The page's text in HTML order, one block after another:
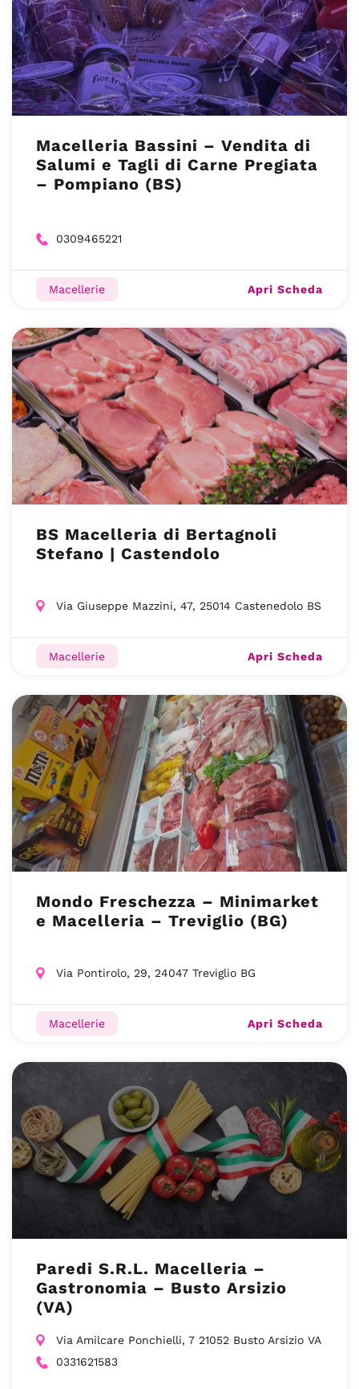
Macelleria Bassini – Vendita di
Salumi e Tagli di Carne Pregiata
– Pompiano (BS)
0309465221
Macellerie Apri Scheda
BS Macelleria di Bertagnoli
Stefano | Castendolo
Via Giuseppe Mazzini, 47, 25014 Castenedolo BS
Macellerie Apri Scheda
Mondo Freschezza – Minimarket
e Macelleria – Treviglio (BG)
Via Pontirolo, 29, 24047 Treviglio BG
Macellerie Apri Scheda
Paredi S.R.L. Macelleria –
Gastronomia – Busto Arsizio
(VA)
Via Amilcare Ponchielli, 7 21052 Busto Arsizio VA
0331621583